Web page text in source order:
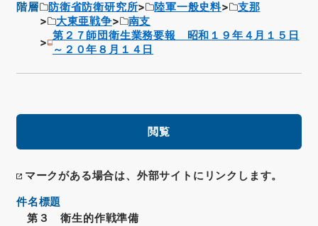
階層 防衛省防衛研究所 陸軍一般史料
支那
大東亜戦争
南支
第２７師団衛生業務要報 昭和１９年４月１５日
～２０年８月１４日
閲覧
マークがある場合は、外部サイトにリンクします。
件名標題
第３ 衛生的作戦準備